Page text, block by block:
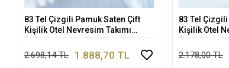
Sepete Ekle
83 Tel Çizgili Pamuk Saten Çift
Kişilik Otel Nevresim Takımı
2.698,14 TL 1.888,70 TL
83 Tel
Kişilik Otel
2.178,00 TL